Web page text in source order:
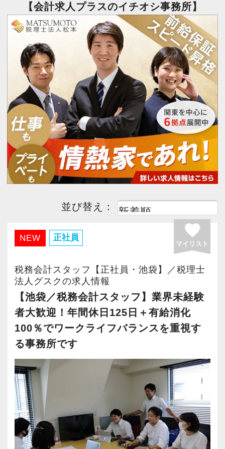
【会計求人プラスのイチオシ事務所】
並び替え：
NEW 正社員 favorite
マイリスト
税務会計スタッフ【正社員・池袋】／税理士
法人グスクの求人情報
【池袋／税務会計スタッフ】業界未経験
者大歓迎！年間休日125日＋有給消化
100％でワークライフバランスを重視す
る事務所です